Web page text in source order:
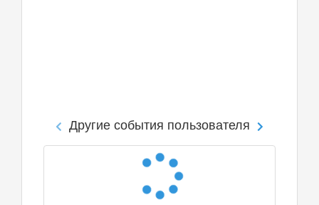
Другие события пользователя